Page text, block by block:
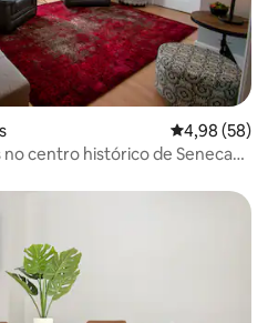
4,98 de uma
4,98 (58)
centro histórico de Seneca